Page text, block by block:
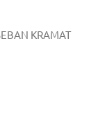
KRAMAT